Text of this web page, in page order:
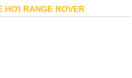
HƠI RANGE ROVER